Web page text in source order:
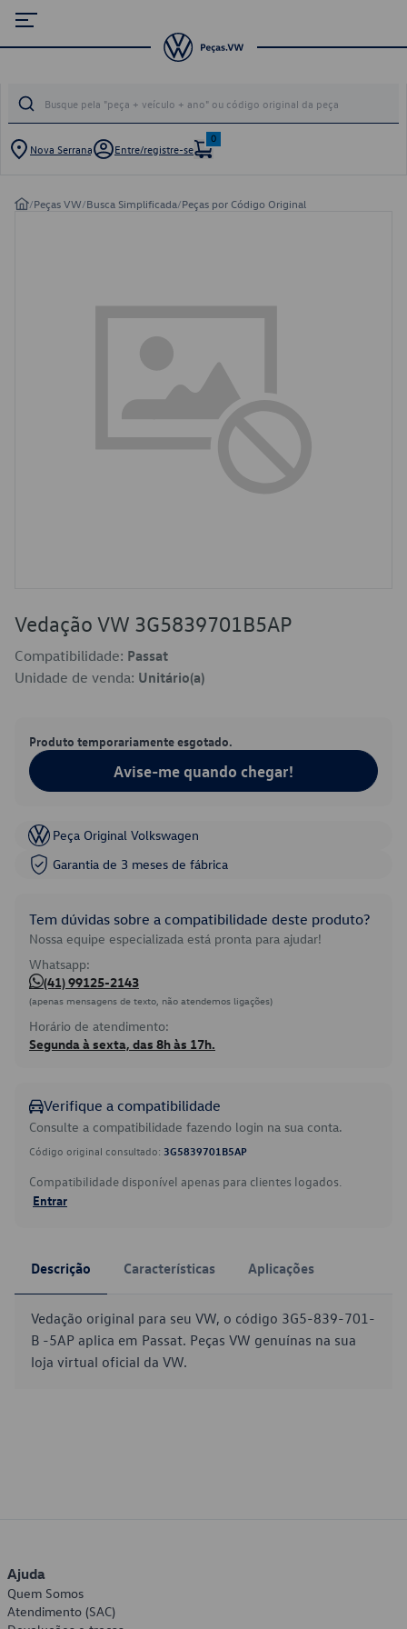
Nova Serrana Entre/registre-se
0
/Peças VW/Busca Simplificada/Peças por Código Original
Vedação VW 3G5839701B5AP
Compatibilidade: Passat
Unidade de venda: Unitário(a)
Produto temporariamente esgotado.
Avise-me quando chegar!
Peça Original Volkswagen
Garantia de 3 meses de fábrica
Tem dúvidas sobre a compatibilidade deste produto?
Nossa equipe especializada está pronta para ajudar!
Whatsapp:
(41) 99125-2143
(apenas mensagens de texto, não atendemos ligações)
Horário de atendimento:
Segunda à sexta, das 8h às 17h.
Verifique a compatibilidade
Consulte a compatibilidade fazendo login na sua conta.
Código original consultado: 3G5839701B5AP
Compatibilidade disponível apenas para clientes logados.
Entrar
Descrição Características Aplicações
Vedação original para seu VW, o código 3G5-839-701-
B -5AP aplica em Passat. Peças VW genuínas na sua
loja virtual oficial da VW.
Ajuda
Quem Somos
Atendimento (SAC)